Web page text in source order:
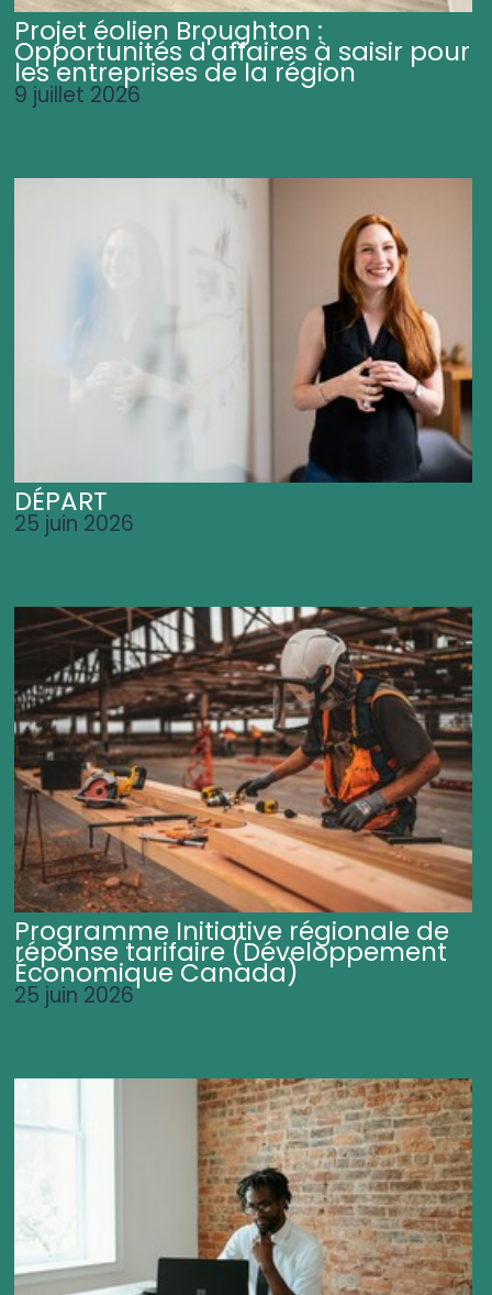
Projet éolien Broughton :
Opportunités d'affaires à saisir pour
les entreprises de la région
9 juillet 2026
DÉPART
25 juin 2026
Programme Initiative régionale de
réponse tarifaire (Développement
Économique Canada)
25 juin 2026